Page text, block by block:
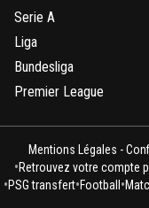
Serie A
Liga
Bundesliga
Premier League
Mentions Légales -
•Retrouvez votre compte
•PSG transfert•Football •